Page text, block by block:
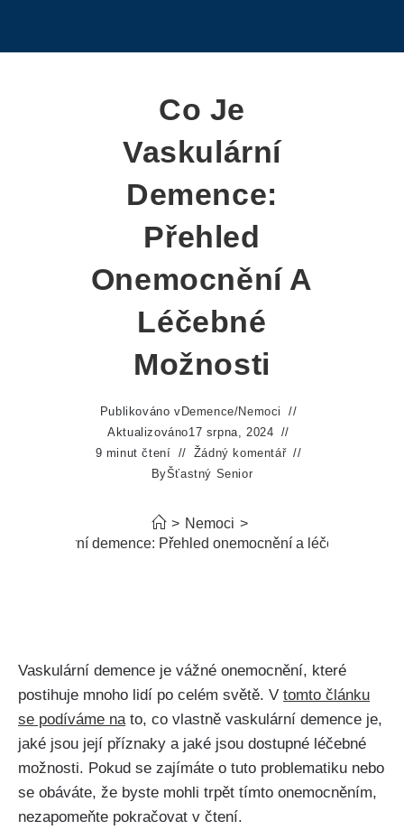
Co Je
Vaskulární
Demence:
Přehled
Onemocnění A
Léčebné
Možnosti
Publikováno v Demence/Nemoci
Aktualizováno17 srpna, 2024
9 minut čtení
Žádný komentář
ByŠťastný Senior
> Nemoci >
je vaskulární demence: Přehled onemocnění a léčebné
Vaskulární demence je vážné onemocnění, které
postihuje mnoho lidí po celém světě. V tomto článku
se podíváme na to, co vlastně vaskulární demence je,
jaké jsou její příznaky a jaké jsou dostupné léčebné
možnosti. Pokud se zajímáte o tuto problematiku nebo
se obáváte, že byste mohli trpět tímto onemocněním,
nezapomeňte pokračovat v čtení.